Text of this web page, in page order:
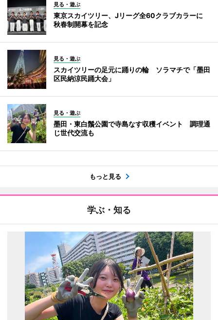
見る・遊ぶ
東京スカイツリー、Jリーグ全60クラブカラーに
秋春制開幕を記念
見る・遊ぶ
スカイツリーの足元に踊りの輪 ソラマチで「墨田
区民納涼民踊大会」
見る・遊ぶ
墨田・東白鬚公園で寺島なす収穫イベント 調理通
じ世代交流も
もっと見る
学ぶ・知る